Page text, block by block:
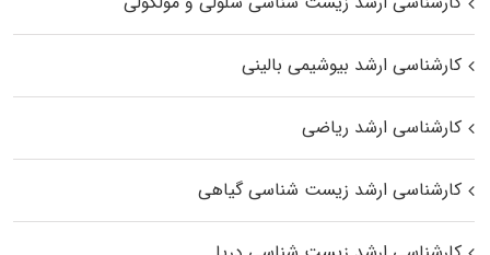
کارشناسی ارشد بیوشیمی بالینی
کارشناسی ارشد ریاضی
کارشناسی ارشد زیست‌ شناسی گیاهی